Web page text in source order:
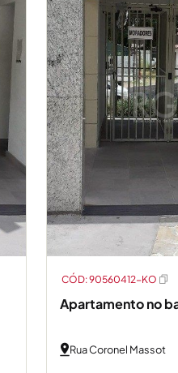
Apartamento no
Rua Coronel Massot
CÓD: 90560412-KO